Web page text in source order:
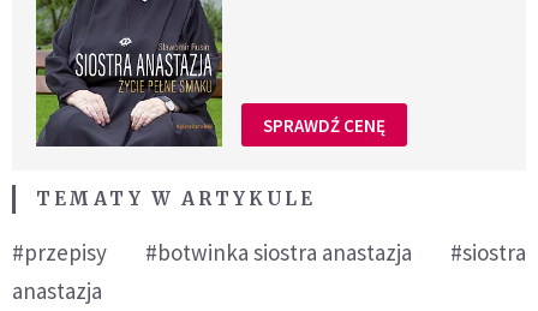
SPRAWDŹ CENĘ
TEMATY W ARTYKULE
#przepisy #botwinka siostra anastazja
#siostra
anastazja